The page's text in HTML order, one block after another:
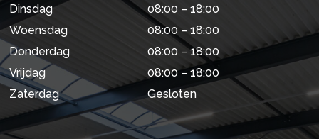
Dinsdag
08:00 – 18:00
Woensdag
08:00 – 18:00
Donderdag
08:00 – 18:00
Vrijdag
08:00 – 18:00
Zaterdag
Gesloten